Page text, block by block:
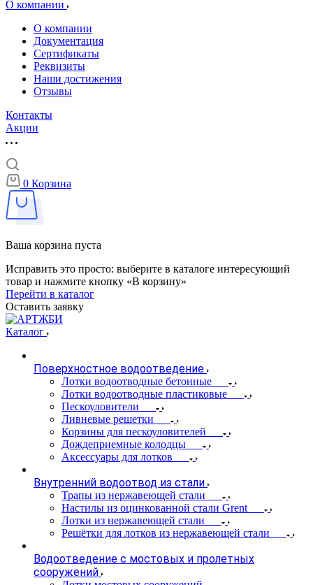
О компании
О компании
Документация
Сертификаты
Реквизиты
Наши достижения
Отзывы
Контакты
Акции
0 Корзина
Ваша корзина пуста
Исправить это просто: выберите в каталоге интересующий
товар и нажмите кнопку «В корзину»
Перейти в каталог
Оставить заявку
Каталог
Поверхностное водоотведение
Лотки водоотводные бетонные
Лотки водоотводные пластиковые
Пескоуловители
Ливневые решетки
Корзины для пескоуловителей
Дождеприемные колодцы
Аксессуары для лотков
Внутренний водоотвод из стали
Трапы из нержавеющей стали
Настилы из оцинкованной стали Grent
Лотки из нержавеющей стали
Решётки для лотков из нержавеющей стали
Водоотведение с мостовых и пролетных
сооружений